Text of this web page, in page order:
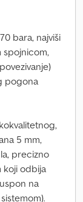
bara, najviši
spojnicom,
pogona
5 mm,
precizno
koji odbija
na